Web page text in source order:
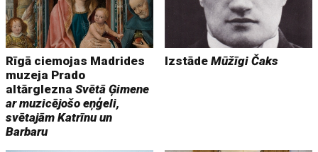
Rīgā ciemojas Madrides
muzeja Prado
altārgleznaSvētā Ģimene
ar muzicējošo eņģeli,
svētajām Katrīnu un
Barbaru
IzstādeMūžīgi Čaks